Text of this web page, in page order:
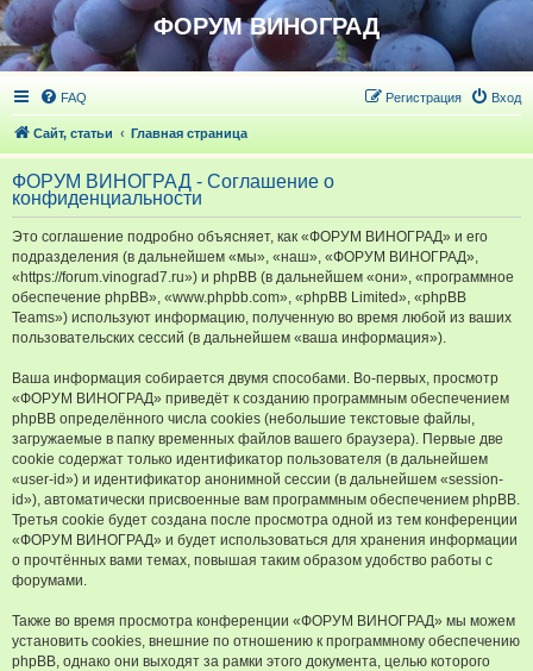
ФОРУМ ВИНОГРАД
FAQ Вход
Регистрация
Сайт, статьи Главная страница
ФОРУМ ВИНОГРАД - Соглашение о
конфиденциальности
Это соглашение подробно объясняет, как «ФОРУМ ВИНОГРАД» и его
подразделения (в дальнейшем «мы», «наш», «ФОРУМ ВИНОГРАД»,
«https://forum.vinograd7.ru») и phpBB (в дальнейшем «они», «программное
обеспечение phpBB», «www.phpbb.com», «phpBB Limited», «phpBB
Teams») используют информацию, полученную во время любой из ваших
пользовательских сессий (в дальнейшем «ваша информация»).
Ваша информация собирается двумя способами. Во-первых, просмотр
«ФОРУМ ВИНОГРАД» приведёт к созданию программным обеспечением
phpBB определённого числа cookies (небольшие текстовые файлы,
загружаемые в папку временных файлов вашего браузера). Первые две
cookie содержат только идентификатор пользователя (в дальнейшем
«user-id») и идентификатор анонимной сессии (в дальнейшем «session-
id»), автоматически присвоенные вам программным обеспечением phpBB.
Третья cookie будет создана после просмотра одной из тем конференции
«ФОРУМ ВИНОГРАД» и будет использоваться для хранения информации
о прочтённых вами темах, повышая таким образом удобство работы с
форумами.
Также во время просмотра конференции «ФОРУМ ВИНОГРАД» мы можем
установить cookies, внешние по отношению к программному обеспечению
phpBB, однако они выходят за рамки этого документа, целью которого